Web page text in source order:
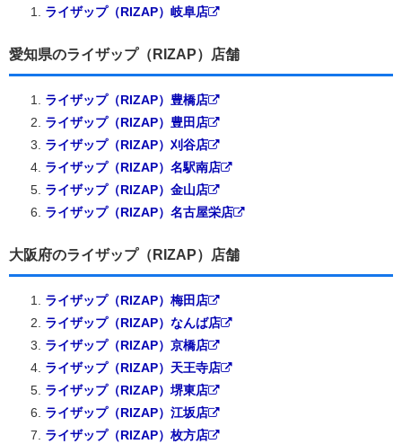
ライザップ（RIZAP）岐阜店
愛知県のライザップ（RIZAP）店舗
ライザップ（RIZAP）豊橋店
ライザップ（RIZAP）豊田店
ライザップ（RIZAP）刈谷店
ライザップ（RIZAP）名駅南店
ライザップ（RIZAP）金山店
ライザップ（RIZAP）名古屋栄店
大阪府のライザップ（RIZAP）店舗
ライザップ（RIZAP）梅田店
ライザップ（RIZAP）なんば店
ライザップ（RIZAP）京橋店
ライザップ（RIZAP）天王寺店
ライザップ（RIZAP）堺東店
ライザップ（RIZAP）江坂店
ライザップ（RIZAP）枚方店